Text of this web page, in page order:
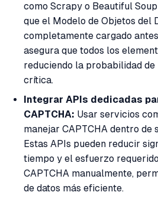
como Scrapy o Beautiful
que el Modelo de Objetos del
completamente cargado
asegura que todos los
reduciendo la probabilidad
crítica.
Integrar APIs dedicadas
CAPTCHA: Usar servicios
manejar CAPTCHA dentro de
Estas APIs pueden reducir
tiempo y el esfuerzo
CAPTCHA manualmente,
de datos más eficiente.